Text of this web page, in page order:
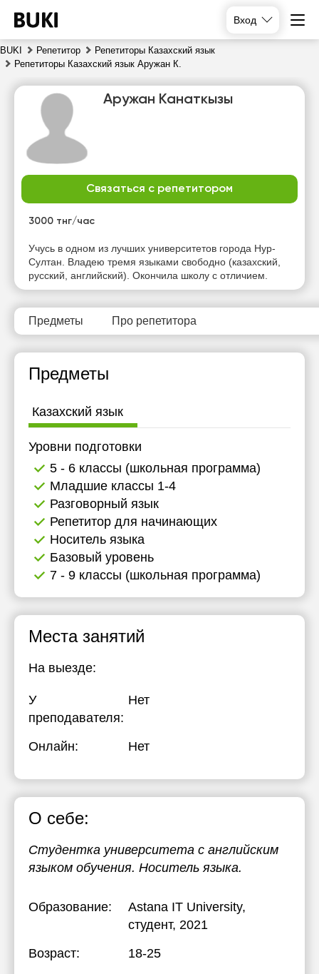
Вход
BUKI Репетитор
Репетиторы Казахский язык
Репетиторы Казахский язык Аружан К.
Аружан Канаткызы
Связаться с репетитором
3000 тнг/час
Учусь в одном из лучших университетов города Нур-
Султан. Владею тремя языками свободно (казахский,
русский, английский). Окончила школу с отличием.
Предметы Про репетитора
Предметы
Казахский язык
Уровни подготовки
5 - 6 классы (школьная программа)
Младшие классы 1-4
Разговорный язык
Репетитор для начинающих
Носитель языка
Базовый уровень
7 - 9 классы (школьная программа)
Места занятий
На выезде:
У
преподавателя:
Нет
Онлайн: Нет
О себе:
Студентка университета с английским
языком обучения. Носитель языка.
Образование: Astana IT University,
студент, 2021
Возраст:
18-25
сб
вс
Нет
свободных
часов
Нет
свободных
часов
Нет
свободных
часов
Нет
свободных
часов